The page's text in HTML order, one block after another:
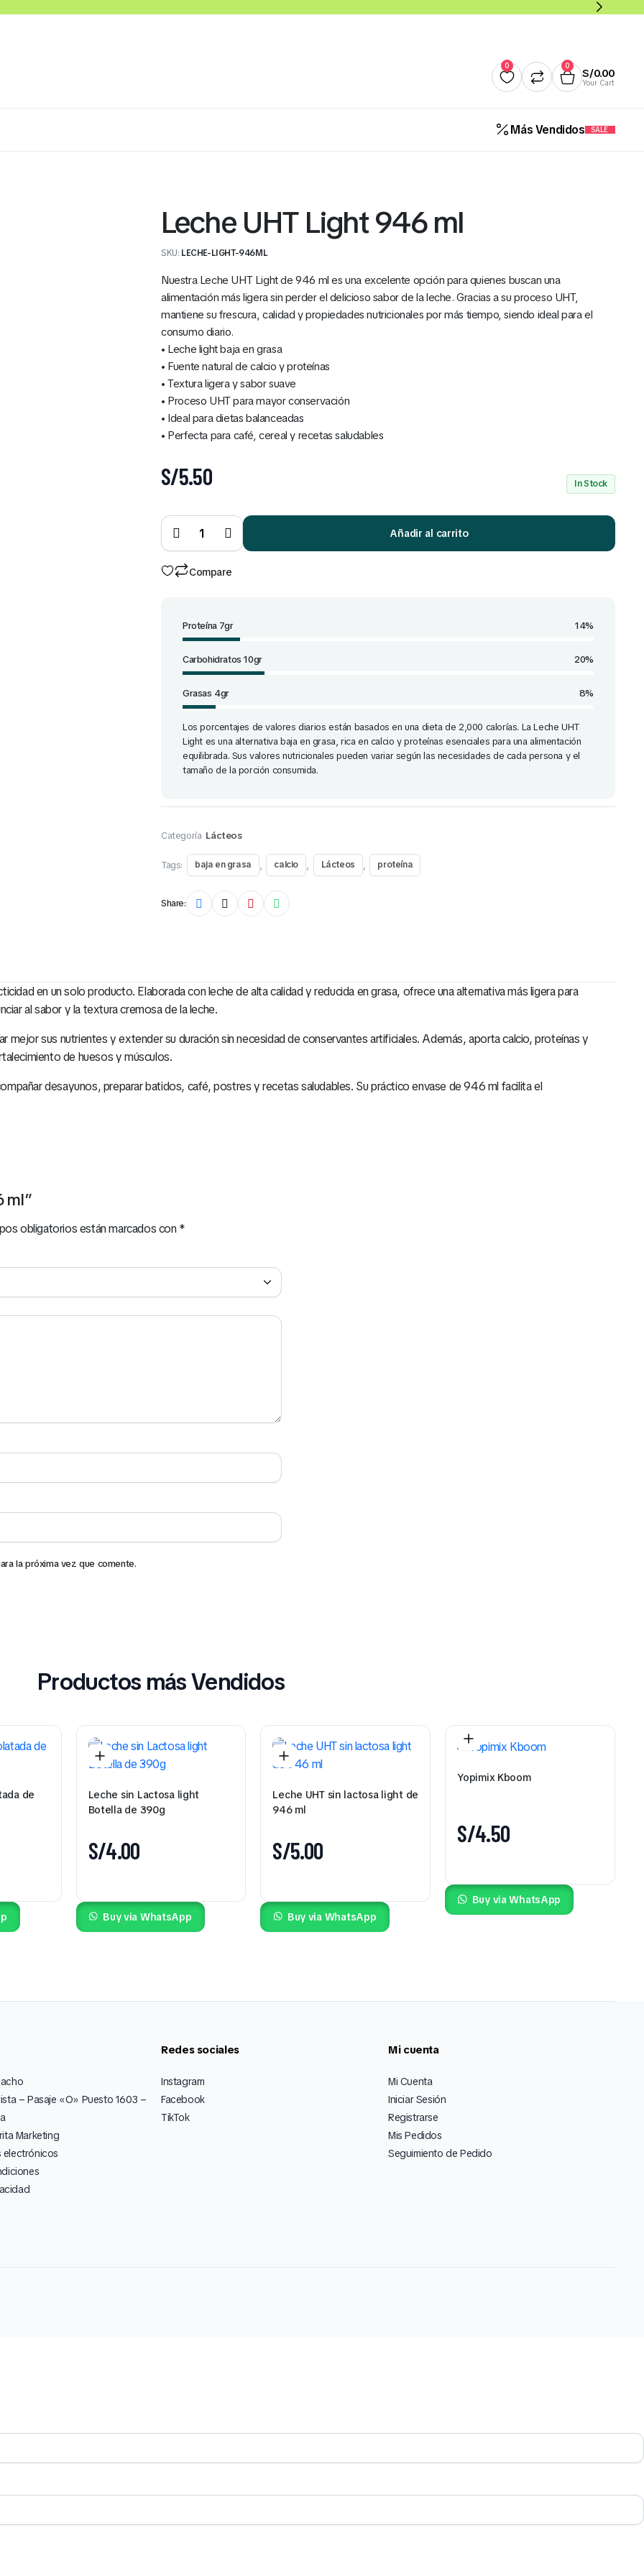
0 0
S/0.00
Your Cart
Más Vendidos SALE
S/5.00
Leche UHT Light 946 ml
SKU: LECHE-LIGHT-946ML
Nuestra Leche UHT Light de 946 ml es una excelente opción para quienes buscan una
alimentación más ligera sin perder el delicioso sabor de la leche. Gracias a su proceso UHT,
mantiene su frescura, calidad y propiedades nutricionales por más tiempo, siendo ideal para el
consumo diario.
• Leche light baja en grasa
• Fuente natural de calcio y proteínas
• Textura ligera y sabor suave
• Proceso UHT para mayor conservación
• Ideal para dietas balanceadas
• Perfecta para café, cereal y recetas saludables
S/5.50 In Stock
Leche
UHT
Light
946 ml
quantity
Añadir al carrito
Compare
Proteína 7gr 14%
Carbohidratos 10gr 20%
Grasas 4gr 8%
Los porcentajes de valores diarios están basados en una dieta de 2,000 calorías. La Leche UHT
Light es una alternativa baja en grasa, rica en calcio y proteínas esenciales para una alimentación
equilibrada. Sus valores nutricionales pueden variar según las necesidades de cada persona y el
tamaño de la porción consumida.
Categoría Lácteos
Tags: baja en grasa , calcio , Lácteos , proteína
Share:
en un solo producto. Elaborada con leche de alta calidad y reducida en grasa, ofrece una alternativa más ligera para
al sabor y la textura cremosa de la leche.
mejor sus nutrientes y extender su duración sin necesidad de conservantes artificiales. Además, aporta calcio, proteínas y
de huesos y músculos.
desayunos, preparar batidos, café, postres y recetas saludables. Su práctico envase de 946 ml facilita el
ml”
obligatorios están marcados con*
la próxima vez que comente.
Productos más Vendidos
de
Leche sin Lactosa light
Botella de 390g
S/4.00
Buy via WhatsApp
Leche UHT sin lactosa light de
946 ml
S/5.00
Buy via WhatsApp
Yopimix Kboom
S/4.50
Buy via WhatsApp
– Pasaje «O» Puesto 1603 –
Marketing
electrónicos
Redes sociales
Instagram
Facebook
TikTok
Mi cuenta
Mi Cuenta
Iniciar Sesión
Registrarse
Mis Pedidos
Seguimiento de Pedido